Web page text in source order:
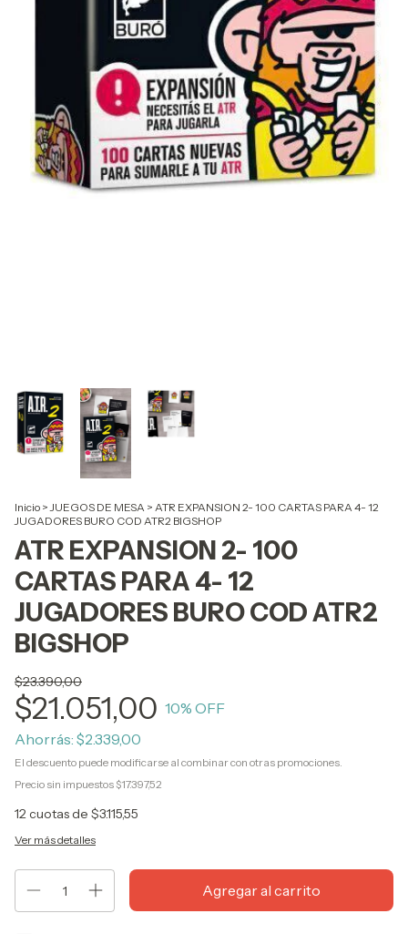
Inicio > JUEGOS DE MESA > ATR EXPANSION 2- 100 CARTAS PARA 4- 12
JUGADORES BURO COD ATR2 BIGSHOP
ATR EXPANSION 2- 100
CARTAS PARA 4- 12
JUGADORES BURO COD ATR2
BIGSHOP
$23.390,00
$21.051,00 10% OFF
Ahorrás: $2.339,00
El descuento puede modificarse al combinar con otras promociones.
Precio sin impuestos $17.397,52
12cuotas de $3.115,55
Ver más detalles